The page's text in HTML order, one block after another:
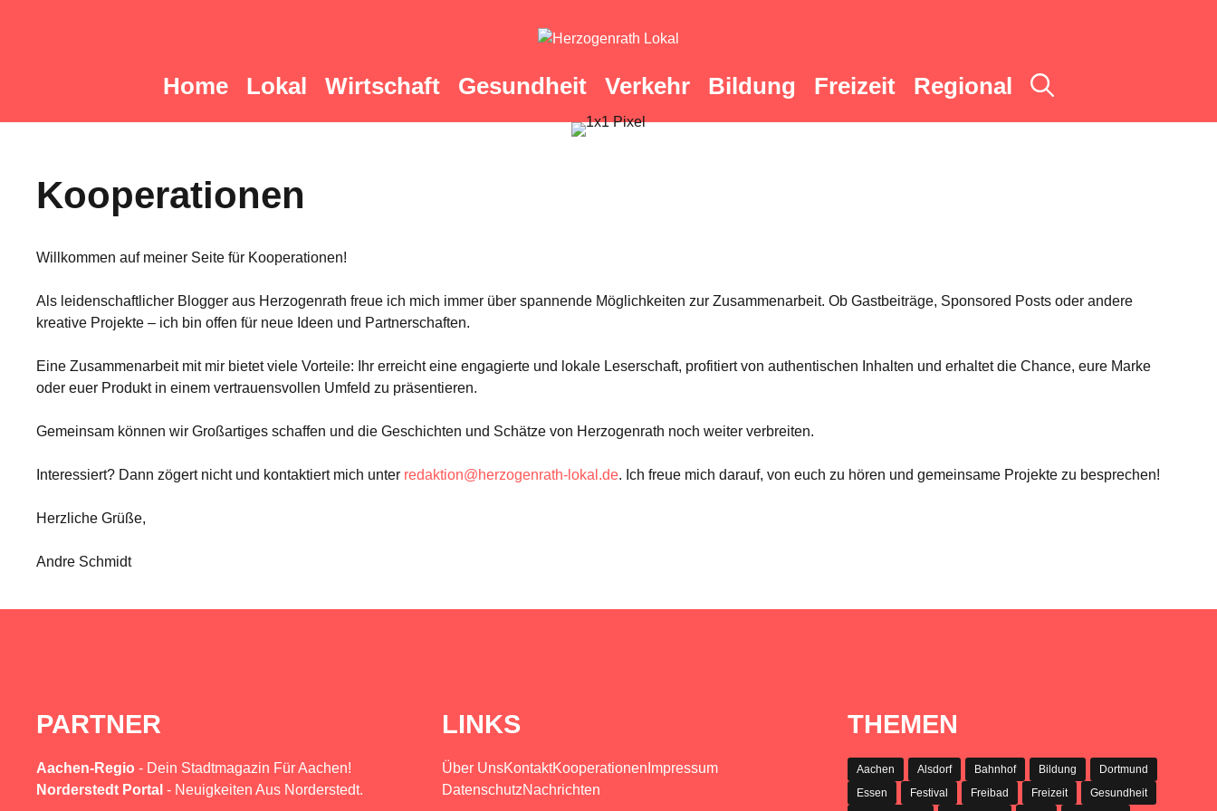
Home Lokal Wirtschaft Gesundheit Verkehr Bildung Freizeit Regional
Kooperationen
Willkommen auf meiner Seite für Kooperationen!
Als leidenschaftlicher Blogger aus Herzogenrath freue ich mich immer über spannende Möglichkeiten zur Zusammenarbeit. Ob Gastbeiträge, Sponsored Posts oder andere
kreative Projekte – ich bin offen für neue Ideen und Partnerschaften.
Eine Zusammenarbeit mit mir bietet viele Vorteile: Ihr erreicht eine engagierte und lokale Leserschaft, profitiert von authentischen Inhalten und erhaltet die Chance, eure Marke
oder euer Produkt in einem vertrauensvollen Umfeld zu präsentieren.
Gemeinsam können wir Großartiges schaffen und die Geschichten und Schätze von Herzogenrath noch weiter verbreiten.
Interessiert? Dann zögert nicht und kontaktiert mich unter redaktion@herzogenrath-lokal.de. Ich freue mich darauf, von euch zu hören und gemeinsame Projekte zu besprechen!
Herzliche Grüße,
Andre Schmidt
PARTNER
Aachen-Regio - Dein Stadtmagazin Für Aachen!
Norderstedt Portal - Neuigkeiten Aus Norderstedt.
LINKS
Über UnsKontaktKooperationen Impressum
DatenschutzNachrichten
THEMEN
Aachen Alsdorf Bahnhof Bildung
Dortmund
Essen
Festival Freibad Freizeit
Gesundheit